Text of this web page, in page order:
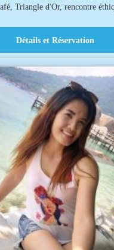
Triangle d'Or, rencontre